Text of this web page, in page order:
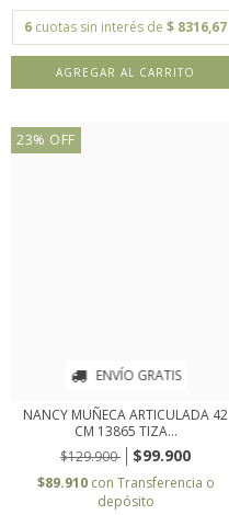
6 cuotas sin interés de $ 8316,67
23% OFF
ENVÍO GRATIS
NANCY MUÑECA ARTICULADA 42
CM 13865 TIZA...
$129.900
$99.900
$89.910 con Transferencia o
depósito